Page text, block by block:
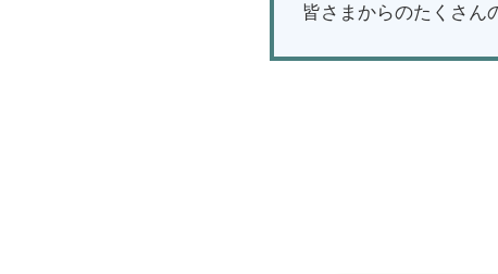
皆さまからのたくさん